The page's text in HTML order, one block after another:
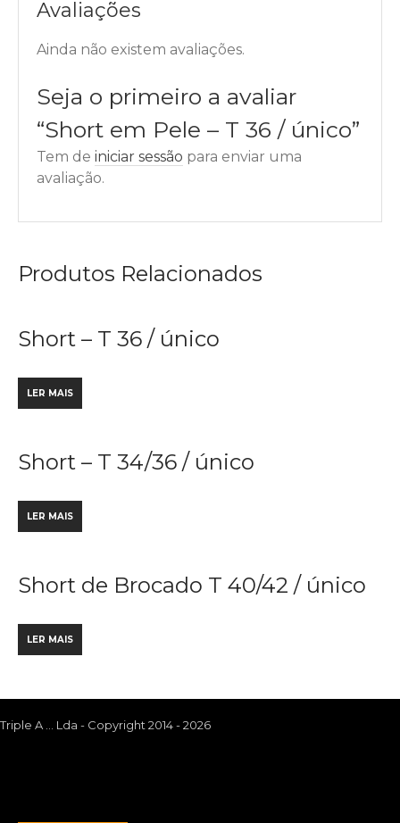
Avaliações
Ainda não existem avaliações.
Seja o primeiro a avaliar
“Short em Pele – T 36 / único”
Tem de iniciar sessão para enviar uma
avaliação.
Produtos Relacionados
Short – T 36 / único
LER MAIS
Short – T 34/36 / único
LER MAIS
Short de Brocado T 40/42 / único
LER MAIS
Triple A ... Lda - Copyright 2014 - 2026